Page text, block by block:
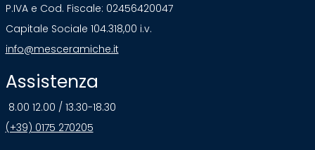
P.IVA e Cod. Fiscale: 02456420047
Capitale Sociale 104.318,00 i.v.
info@mesceramiche.it
Assistenza
8.00 12.00 / 13.30-18.30
(+39) 0175 270205